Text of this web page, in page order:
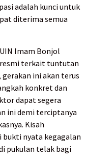
adalah kunci untuk
diterima semua
Imam Bonjol
terkait tuntutan
ini akan terus
konkret dan
dapat segera
ini demi terciptanya
Kisah
bukti nyata kegagalan
pukulan telak bagi